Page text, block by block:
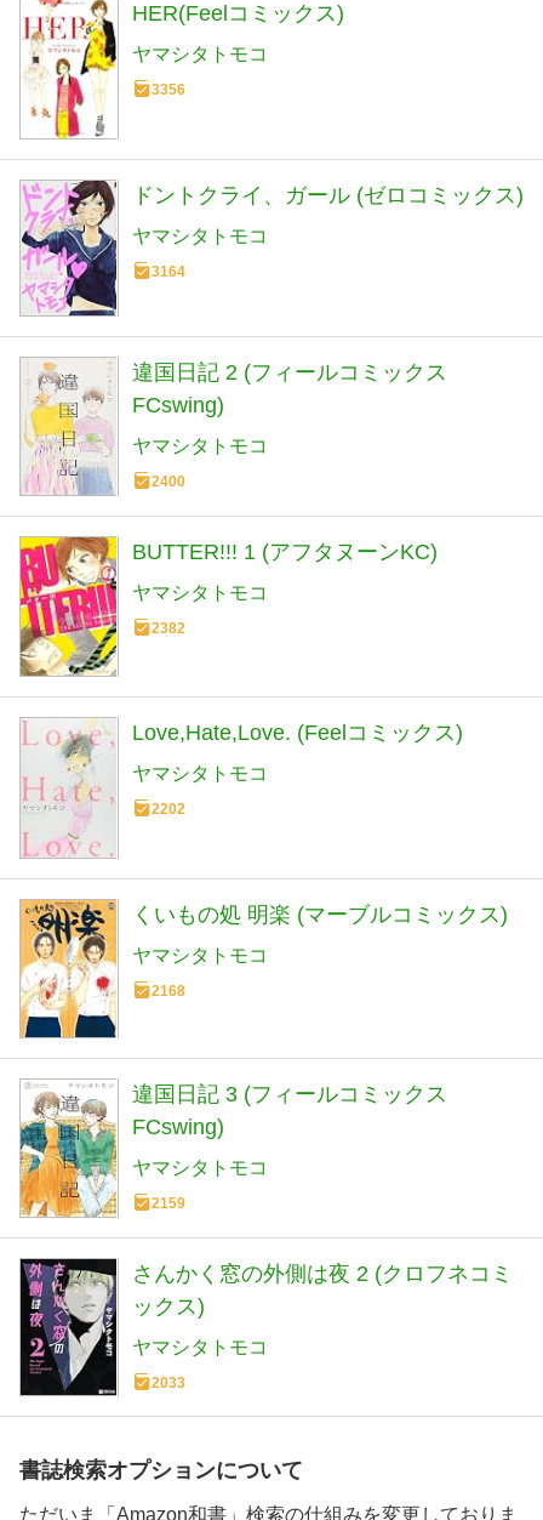
HER(Feelコミックス)
ヤマシタトモコ
3356
ドントクライ、ガール (ゼロコミックス)
ヤマシタトモコ
3164
違国日記 2 (フィールコミックス
FCswing)
ヤマシタトモコ
2400
BUTTER!!! 1 (アフタヌーンKC)
ヤマシタトモコ
2382
Love,Hate,Love. (Feelコミックス)
ヤマシタトモコ
2202
くいもの処 明楽 (マーブルコミックス)
ヤマシタトモコ
2168
違国日記 3 (フィールコミックス
FCswing)
ヤマシタトモコ
2159
さんかく窓の外側は夜 2 (クロフネコミ
ックス)
ヤマシタトモコ
2033
書誌検索オプションについて
ただいま「Amazon和書」検索の仕組みを変更しておりま